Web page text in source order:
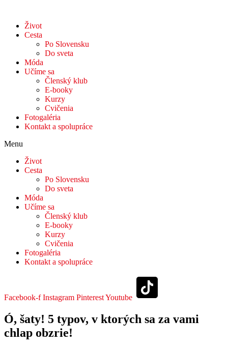
Život
Cesta
Po Slovensku
Do sveta
Móda
Učíme sa
Členský klub
E-booky
Kurzy
Cvičenia
Fotogaléria
Kontakt a spolupráce
Menu
Život
Cesta
Po Slovensku
Do sveta
Móda
Učíme sa
Členský klub
E-booky
Kurzy
Cvičenia
Fotogaléria
Kontakt a spolupráce
Facebook-f Instagram PinterestYoutube
Ó, šaty! 5 typov, v ktorých sa za vami
chlap obzrie!